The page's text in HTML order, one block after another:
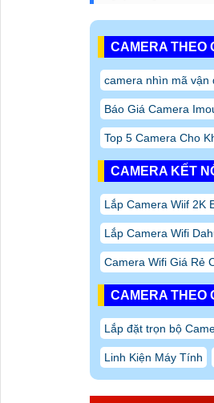
CAMERA THEO
camera nhìn mã vận
Báo Giá Camera
Top 5 Camera Cho
CAMERA KẾT
Lắp Camera Wiif 2K
Lắp Camera Wifi
Camera Wifi Giá Rẻ
CAMERA THEO
Lắp đặt trọn bộ
Linh Kiện Máy Tính